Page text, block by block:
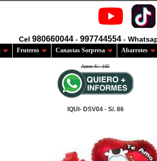
Cel 980660044 - 997744554 -
Fruteros Canastas Sorpresa Abarrotes
Antes S/. 105
IQUI- DSV04 - S/. 86